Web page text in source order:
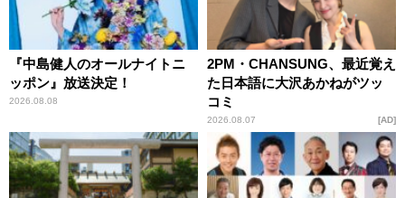
『中島健人のオールナイトニ
ッポン』放送決定！
2026.08.08
2PM・CHANSUNG、最近覚え
た日本語に大沢あかねがツッ
コミ
2026.08.07 AD